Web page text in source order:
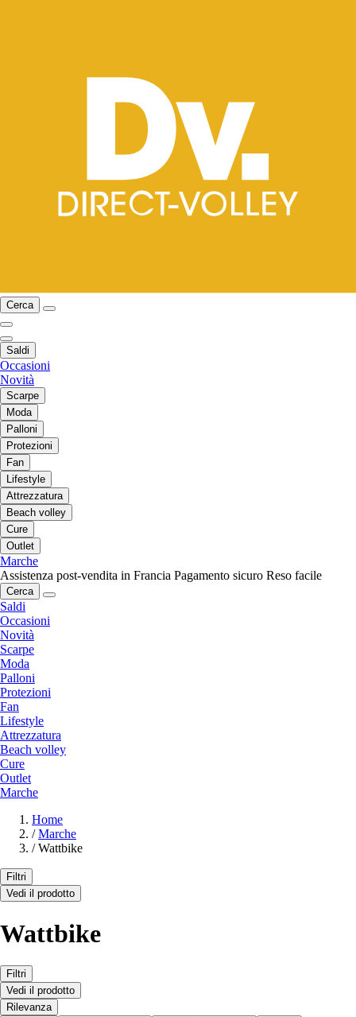
Cerca
Saldi
Occasioni
Novità
Scarpe
Moda
Palloni
Protezioni
Fan
Lifestyle
Attrezzatura
Beach volley
Cure
Outlet
Marche
Assistenza post-vendita in Francia Pagamento sicuro Reso facile
Cerca
Saldi
Occasioni
Novità
Scarpe
Moda
Palloni
Protezioni
Fan
Lifestyle
Attrezzatura
Beach volley
Cure
Outlet
Marche
Home
/ Marche
/ Wattbike
Filtri
Vedi il prodotto
Wattbike
Filtri
Vedi il prodotto
Rilevanza